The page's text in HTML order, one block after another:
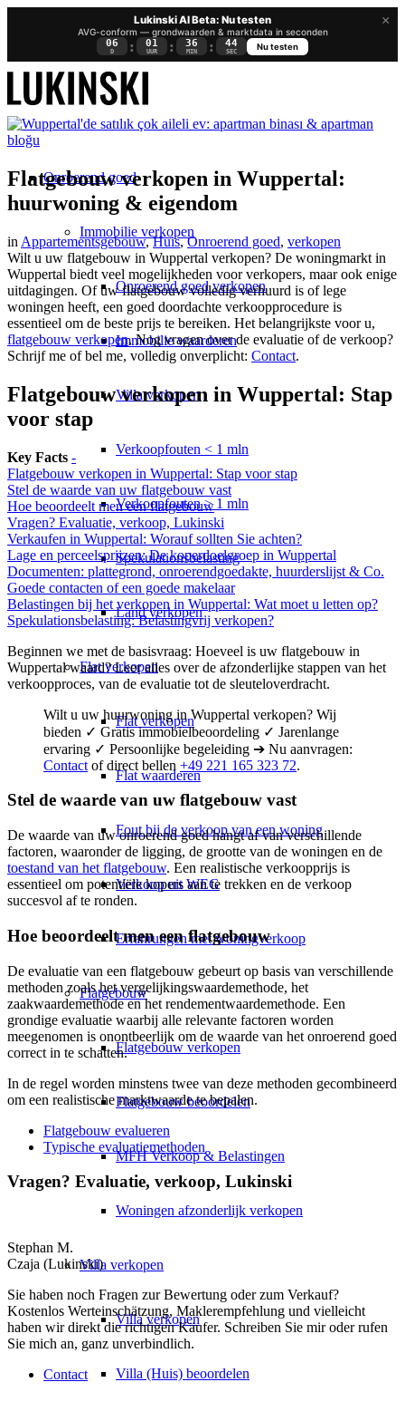
×
Lukinski AI Beta: Nu testen
AVG-conform — grondwaarden & marktdata in seconden
06
D : 01
UUR : 36
MIN : 44
SEC
Nu testen
Onroerend goed
Immobilie verkopen
Onroerend goed verkopen
Immobilie waarderen
Villa verkopen
Verkoopfouten < 1 mln
Verkoopfouten > 1 mln
Spekulationsbelasting
Land verkopen
Flatverkopen
Flat verkopen
Flat waarderen
Fout bij de verkoop van een woning
Verkoop uit WEG
Erfahrungen met woningverkoop
Flatgebouw
Flatgebouw verkopen
Flatgebouw beoordelen
MFH Verkoop & Belastingen
Woningen afzonderlijk verkopen
Villa verkopen
Villa verkopen
Villa (Huis) beoordelen
Flatgebouw verkopen in Wuppertal:
huurwoning & eigendom
in Appartementsgebouw,Huis,Onroerend goed, verkopen
Wilt u uw flatgebouw in Wuppertal verkopen? De woningmarkt in
Wuppertal biedt veel mogelijkheden voor verkopers, maar ook enige
uitdagingen. Of uw flatgebouw volledig verhuurd is of lege
woningen heeft, een goed doordachte verkoopprocedure is
essentieel om de beste prijs te bereiken. Het belangrijkste voor u,
flatgebouw verkopen. Nog vragen over de evaluatie of de verkoop?
Schrijf me of bel me, volledig onverplicht: Contact.
Flatgebouw verkopen in Wuppertal: Stap
voor stap
Key Facts -
Flatgebouw verkopen in Wuppertal: Stap voor stap
Stel de waarde van uw flatgebouw vast
Hoe beoordeelt men een flatgebouw
Vragen? Evaluatie, verkoop, Lukinski
Verkaufen in Wuppertal: Worauf sollten Sie achten?
Lage en perceelsprijzen: De koperdoelgroep in Wuppertal
Documenten: plattegrond, onroerendgoedakte, huurderslijst & Co.
Goede contacten of een goede makelaar
Belastingen bij het verkopen in Wuppertal: Wat moet u letten op?
Spekulationsbelasting: Belastingvrij verkopen?
Beginnen we met de basisvraag: Hoeveel is uw flatgebouw in
Wuppertal waard? Leer alles over de afzonderlijke stappen van het
verkoopproces, van de evaluatie tot de sleuteloverdracht.
Wilt u uw huurwoning in Wuppertal verkopen? Wij
bieden ✓ Gratis immobielbeoordeling ✓ Jarenlange
ervaring ✓ Persoonlijke begeleiding ➔ Nu aanvragen:
Contact of direct bellen +49 221 165 323 72.
Stel de waarde van uw flatgebouw vast
De waarde van uw onroerend goed hangt af van verschillende
factoren, waaronder de ligging, de grootte van de woningen en de
toestand van het flatgebouw. Een realistische verkoopprijs is
essentieel om potentiële kopers aan te trekken en de verkoop
succesvol af te ronden.
Hoe beoordeelt men een flatgebouw
De evaluatie van een flatgebouw gebeurt op basis van verschillende
methoden zoals het vergelijkingswaardemethode, het
zaakwaardemethode en het rendementwaardemethode. Een
grondige evaluatie waarbij alle relevante factoren worden
meegenomen is onontbeerlijk om de waarde van het onroerend goed
correct in te schatten.
In de regel worden minstens twee van deze methoden gecombineerd
om een realistische marktwaarde te bepalen.
Flatgebouw evalueren
Typische evaluatiemethoden
Vragen? Evaluatie, verkoop, Lukinski
Stephan M.
Czaja (Lukinski)
Sie haben noch Fragen zur Bewertung oder zum Verkauf?
Kostenlos Werteinschätzung, Maklerempfehlung und vielleicht
haben wir direkt die richtigen Käufer. Schreiben Sie mir oder rufen
Sie mich an, ganz unverbindlich.
Contact